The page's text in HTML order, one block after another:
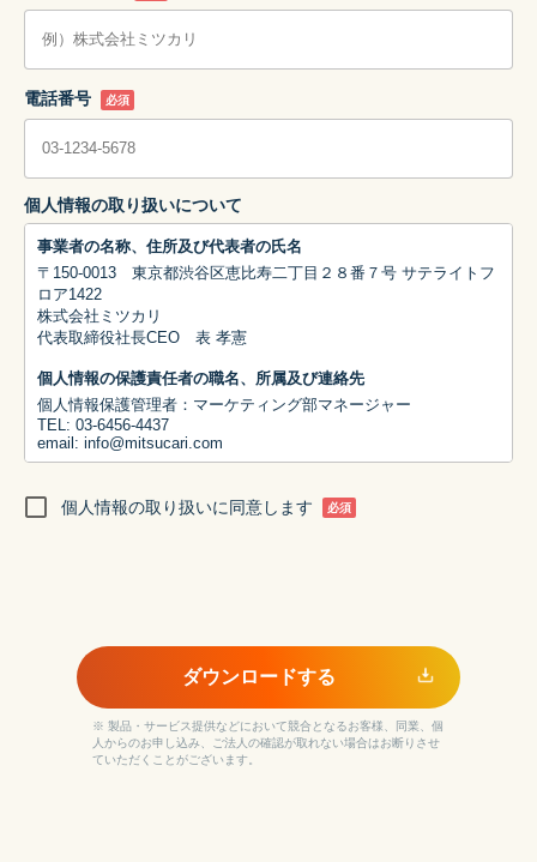
電話番号 必須
個人情報の取り扱いについて
事業者の名称、住所及び代表者の氏名
〒150-0013 東京都渋谷区恵比寿二丁目２８番７号 サテライトフ
ロア1422
株式会社ミツカリ
代表取締役社長CEO 表 孝憲
個人情報の保護責任者の職名、所属及び連絡先
個人情報保護管理者：マーケティング部マネージャー
TEL: 03-6456-4437
email: info@mitsucari.com
① 当社から本人への連絡、問合せおよび資料請求等への回答のた
統計処理されたデータの利用
当社は、提供を受けた個人情報をもとに、個人を特定できないよ
う加工した統計データを作成することがあります。個人を特定で
きない統計データについては、当社は何ら制限なく利用すること
ができるものとします。
個人情報の取り扱いに同意します 必須
ダウンロードする
※ 製品・サービス提供などにおいて競合となるお客様、同業、個
人からのお申し込み、ご法人の確認が取れない場合はお断りさせ
ていただくことがございます。